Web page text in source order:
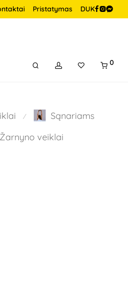
Pristatymas DUK
0
⁄ Sąnariams
Žarnyno veiklai